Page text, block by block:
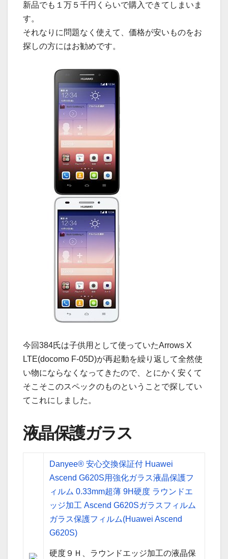
新品でも１万５千円くらいで購入できてしまいま
す。
それなりに問題なく使えて、価格が安いものをお
探しの方にはお勧めです。
今回384氏は子供用として使っていたArrows X
LTE(docomo F-05D)が再起動を繰り返して全然使
い物にならなくなってきたので、とにかく安くて
そこそこのスペックのものということで探してい
てこれにしました。
液晶保護ガラス
Danyee® 安心交換保証付 Huawei
Ascend G620S用強化ガラス液晶保護フ
ィルム 0.33mm超薄 9H硬度 ラウンドエ
ッジ加工 Ascend G620Sガラスフィルム
ガラス保護フィルム(Huawei Ascend
G620S)
硬度９Ｈ、ラウンドエッジ加工の液晶保